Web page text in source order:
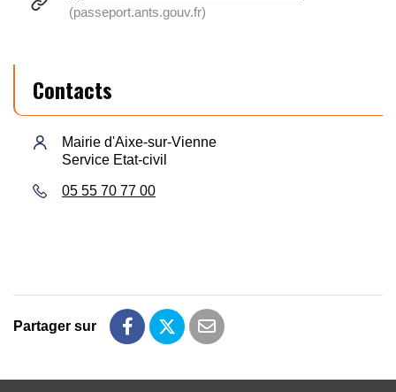
passeport.ants.gouv.fr
Contacts
Mairie d'Aixe-sur-Vienne
Service Etat-civil
05 55 70 77 00
Partager sur
Partager sur Facebook
Partager sur Twitter
Partager par email